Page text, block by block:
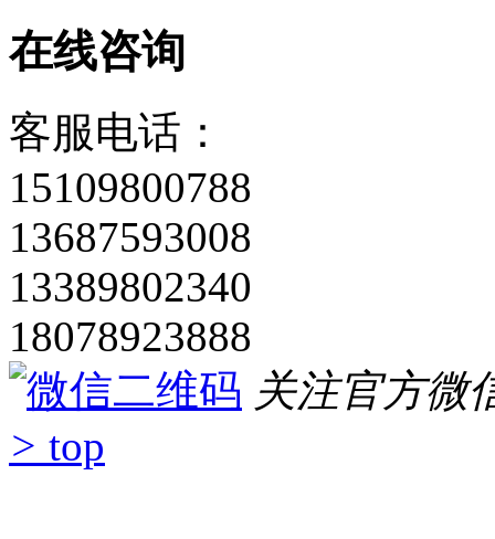
服务；旅游主管部门投诉电
技术支持:心品科技
在线客服
在线客服
在线咨询
在线咨询
400-850-6009
400-850-6009